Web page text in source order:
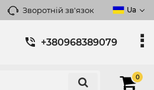
Зворотній зв'язок Ua
+380968389079
0